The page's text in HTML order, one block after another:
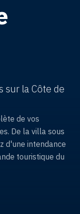
sur la Côte de
de vos
De la villa sous
d'une intendance
touristique du